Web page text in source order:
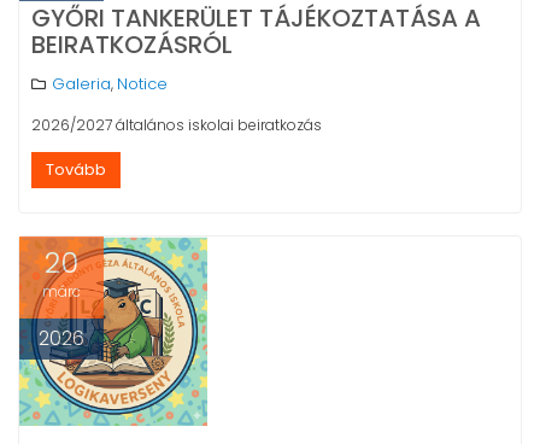
GYŐRI TANKERÜLET TÁJÉKOZTATÁSA A
BEIRATKOZÁSRÓL
Galeria, Notice
2026/2027 általános iskolai beiratkozás
Tovább
20
márc
2026